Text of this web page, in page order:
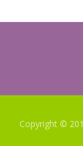
Copyright ©